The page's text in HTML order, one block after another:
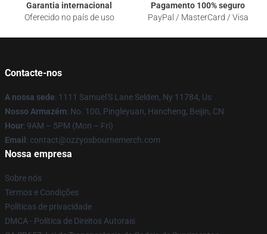
Garantia internacional
Oferecido no país de uso
Pagamento 100% seguro
PayPal / MasterCard / Visa
Contacte-nos
A nossa sede: 1111 Samuel'S Lane Selden, Ny 11784, Us
Nosso Armazém: No. 100, Pingleyuan, Hancheng, Beijin, CN
Hour: 9AM – 5PM (Mon – Fri)
Email : contact@ozzyosbournemerch.com
Nossa empresa
Sobre nós
Termos e Condições
Políticas de privacidade
DMCA - Política de Direitos Autorais